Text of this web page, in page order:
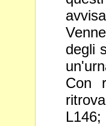
degli
Con